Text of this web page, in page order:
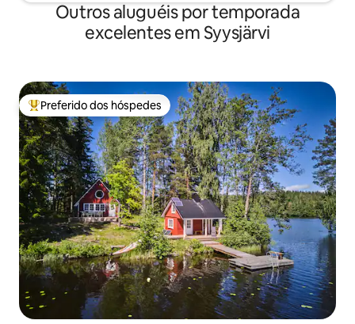
Outros aluguéis por temporada
excelentes em Syysjärvi
Entre os melhores preferidos dos hóspedes
Preferido dos hóspedes